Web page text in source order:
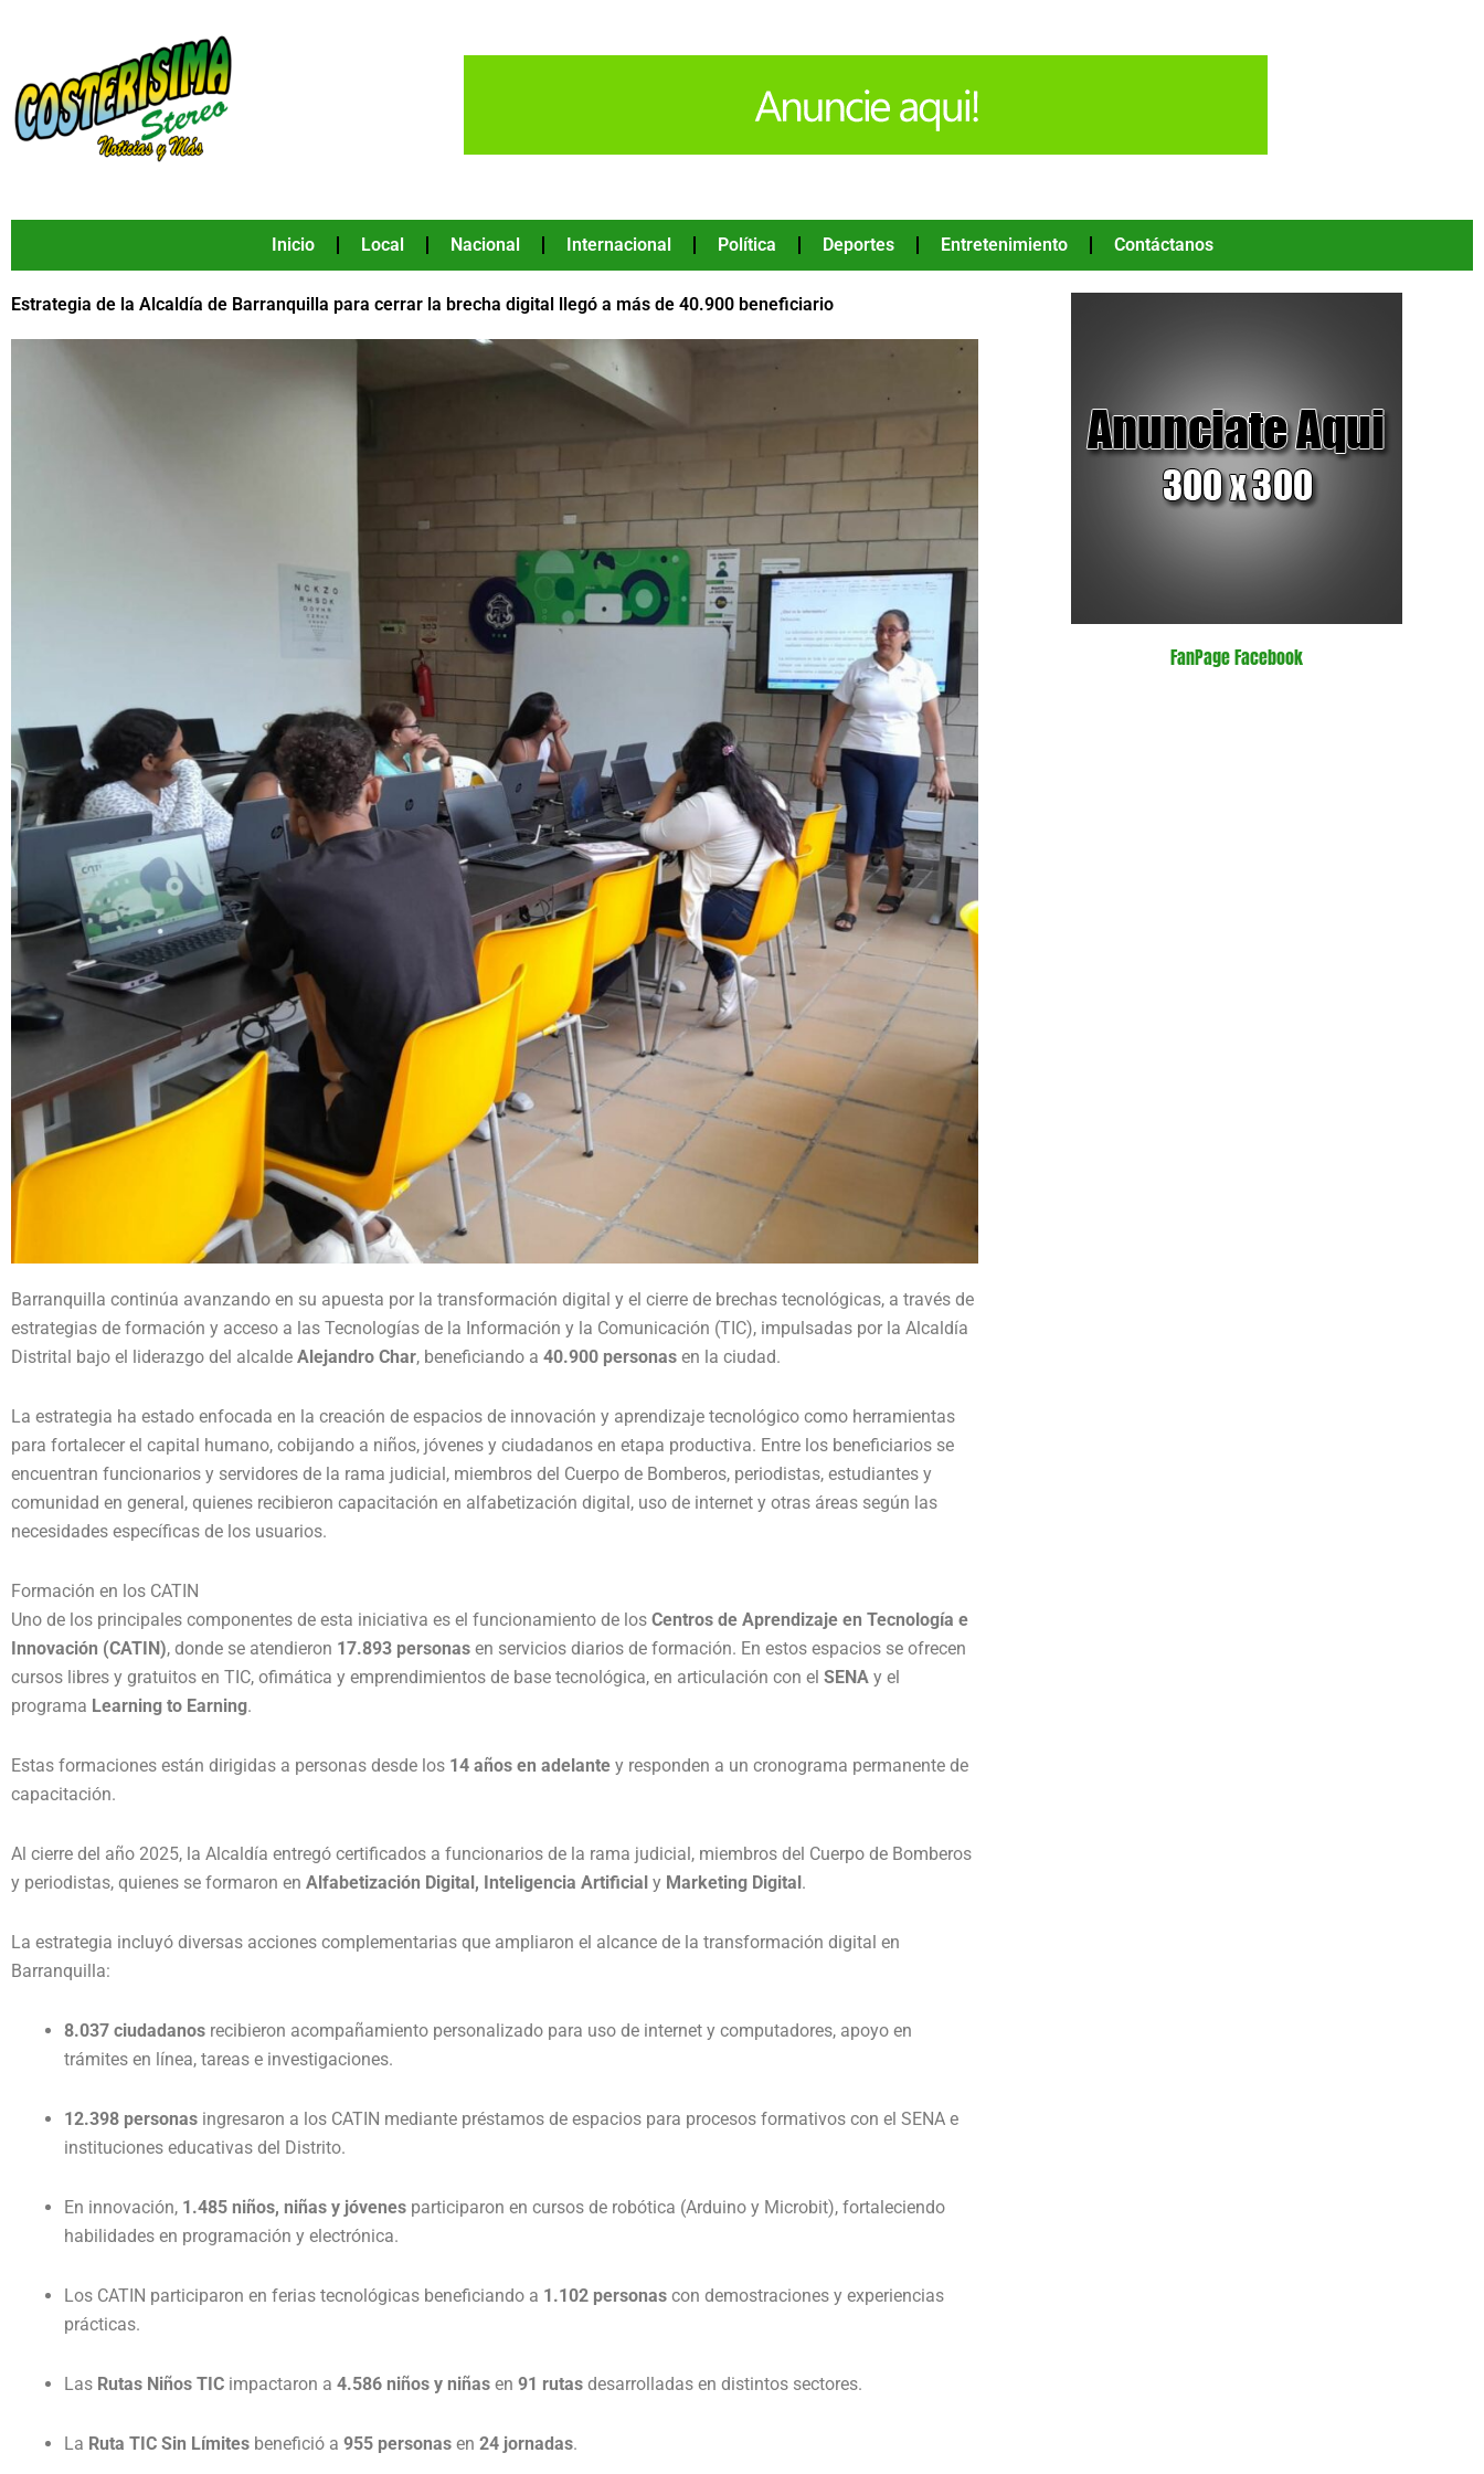
contenido
Inicio Local Nacional Internacional Política Deportes Entretenimiento Contáctanos
Estrategia de la Alcaldía de Barranquilla para cerrar la brecha digital llegó a más de 40.900 beneficiario
Barranquilla continúa avanzando en su apuesta por la transformación digital y el cierre de brechas tecnológicas, a través de
estrategias de formación y acceso a las Tecnologías de la Información y la Comunicación (TIC), impulsadas por la Alcaldía
Distrital bajo el liderazgo del alcalde Alejandro Char, beneficiando a 40.900 personas en la ciudad.
La estrategia ha estado enfocada en la creación de espacios de innovación y aprendizaje tecnológico como herramientas
para fortalecer el capital humano, cobijando a niños, jóvenes y ciudadanos en etapa productiva. Entre los beneficiarios se
encuentran funcionarios y servidores de la rama judicial, miembros del Cuerpo de Bomberos, periodistas, estudiantes y
comunidad en general, quienes recibieron capacitación en alfabetización digital, uso de internet y otras áreas según las
necesidades específicas de los usuarios.
Formación en los CATIN
Uno de los principales componentes de esta iniciativa es el funcionamiento de los Centros de Aprendizaje en Tecnología e
Innovación (CATIN), donde se atendieron 17.893 personas en servicios diarios de formación. En estos espacios se ofrecen
cursos libres y gratuitos en TIC, ofimática y emprendimientos de base tecnológica, en articulación con el SENA y el
programa Learning to Earning.
Estas formaciones están dirigidas a personas desde los 14 años en adelante y responden a un cronograma permanente de
capacitación.
Al cierre del año 2025, la Alcaldía entregó certificados a funcionarios de la rama judicial, miembros del Cuerpo de Bomberos
y periodistas, quienes se formaron en Alfabetización Digital, Inteligencia Artificial y Marketing Digital.
La estrategia incluyó diversas acciones complementarias que ampliaron el alcance de la transformación digital en
Barranquilla:
8.037 ciudadanos recibieron acompañamiento personalizado para uso de internet y computadores, apoyo en
trámites en línea, tareas e investigaciones.
12.398 personas ingresaron a los CATIN mediante préstamos de espacios para procesos formativos con el SENA e
instituciones educativas del Distrito.
En innovación, 1.485 niños, niñas y jóvenes participaron en cursos de robótica (Arduino y Microbit), fortaleciendo
habilidades en programación y electrónica.
Los CATIN participaron en ferias tecnológicas beneficiando a 1.102 personas con demostraciones y experiencias
prácticas.
Las Rutas Niños TIC impactaron a 4.586 niños y niñas en 91 rutas desarrolladas en distintos sectores.
La Ruta TIC Sin Límites benefició a 955 personas en 24 jornadas.
FanPage Facebook